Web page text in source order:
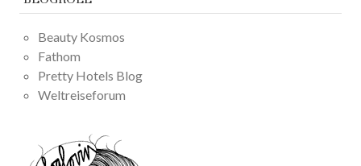
Beauty Kosmos
Fathom
Pretty Hotels Blog
Weltreiseforum